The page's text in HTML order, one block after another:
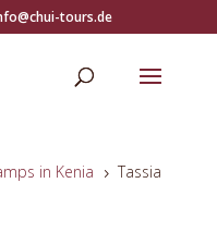
tours.de
in Kenia 5 Tassia